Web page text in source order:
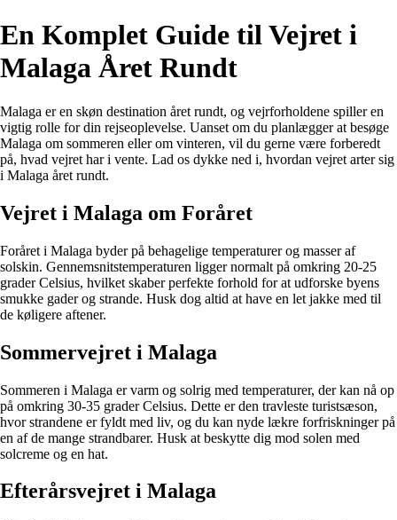
En Komplet Guide til Vejret i
Malaga Året Rundt
Malaga er en skøn destination året rundt, og vejrforholdene spiller en
vigtig rolle for din rejseoplevelse. Uanset om du planlægger at besøge
Malaga om sommeren eller om vinteren, vil du gerne være forberedt
på, hvad vejret har i vente. Lad os dykke ned i, hvordan vejret arter sig
i Malaga året rundt.
Vejret i Malaga om Foråret
Foråret i Malaga byder på behagelige temperaturer og masser af
solskin. Gennemsnitstemperaturen ligger normalt på omkring 20-25
grader Celsius, hvilket skaber perfekte forhold for at udforske byens
smukke gader og strande. Husk dog altid at have en let jakke med til
de køligere aftener.
Sommervejret i Malaga
Sommeren i Malaga er varm og solrig med temperaturer, der kan nå op
på omkring 30-35 grader Celsius. Dette er den travleste turistsæson,
hvor strandene er fyldt med liv, og du kan nyde lækre forfriskninger på
en af de mange strandbarer. Husk at beskytte dig mod solen med
solcreme og en hat.
Efterårsvejret i Malaga